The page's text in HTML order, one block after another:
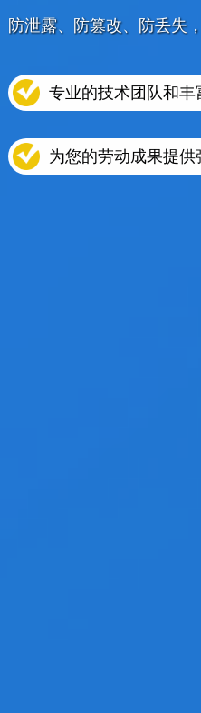
防泄露、防篡改、防丢失
专业的技术团队和丰
为您的劳动成果提